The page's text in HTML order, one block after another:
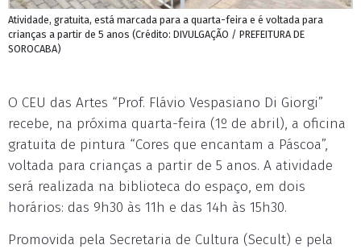
Atividade, gratuita, está marcada para a quarta-feira e é voltada para
crianças a partir de 5 anos (Crédito: DIVULGAÇÃO / PREFEITURA DE
SOROCABA)
O CEU das Artes “Prof. Flávio Vespasiano Di Giorgi”
recebe, na próxima quarta-feira (1º de abril), a oficina
gratuita de pintura “Cores que encantam a Páscoa”,
voltada para crianças a partir de 5 anos. A atividade
será realizada na biblioteca do espaço, em dois
horários: das 9h30 às 11h e das 14h às 15h30.
Promovida pela Secretaria de Cultura (Secult) e pela